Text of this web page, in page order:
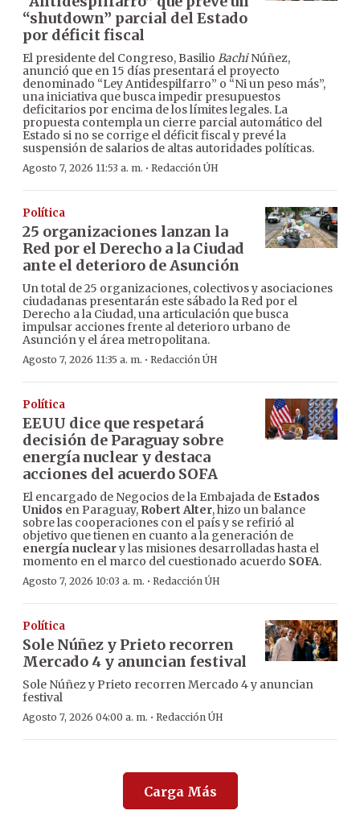
“shutdown” parcial del Estado
por déficit fiscal
El presidente del Congreso, Basilio BachiNúñez,
anunció que en 15 días presentará el proyecto
denominado “Ley Antidespilfarro” o “Ni un peso más”,
una iniciativa que busca impedir presupuestos
deficitarios por encima de los límites legales. La
propuesta contempla un cierre parcial automático del
Estado si no se corrige el déficit fiscal y prevé la
suspensión de salarios de altas autoridades políticas.
Agosto 7, 2026 11:53 a. m. · Redacción ÚH
Política
25 organizaciones lanzan la
Red por el Derecho a la Ciudad
ante el deterioro de Asunción
Un total de 25 organizaciones, colectivos y asociaciones
ciudadanas presentarán este sábado la Red por el
Derecho a la Ciudad, una articulación que busca
impulsar acciones frente al deterioro urbano de
Asunción y el área metropolitana.
Agosto 7, 2026 11:35 a. m. · Redacción ÚH
Política
EEUU dice que respetará
decisión de Paraguay sobre
energía nuclear y destaca
acciones del acuerdo SOFA
El encargado de Negocios de la Embajada de Estados
Unidos en Paraguay, Robert Alter, hizo un balance
sobre las cooperaciones con el país y se refirió al
objetivo que tienen en cuanto a la generación de
energía nucleary las misiones desarrolladas hasta el
momento en el marco del cuestionado acuerdo SOFA.
Agosto 7, 2026 10:03 a. m. · Redacción ÚH
Política
Sole Núñez y Prieto recorren
Mercado 4 y anuncian festival
Sole Núñez y Prieto recorren Mercado 4 y anuncian
festival
Agosto 7, 2026 04:00 a. m. · Redacción ÚH
Carga Más